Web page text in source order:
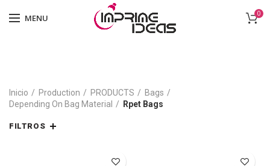
MENU 0
Inicio Production PRODUCTS
Bags
Depending On Bag Material
Rpet Bags
FILTROS